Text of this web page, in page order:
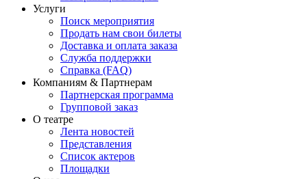
Услуги
Поиск мероприятия
Продать нам свои билеты
Доставка и оплата заказа
Служба поддержки
Справка (FAQ)
Компаниям & Партнерам
Партнерская программа
Групповой заказ
О театре
Лента новостей
Представления
Список актеров
Площадки